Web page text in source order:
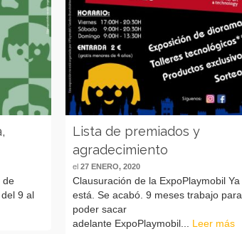
de
9 al
Lista de premiados y
agradecimiento
el27 ENERO, 2020
Clausuración de la ExpoPlaymobil Ya
está. Se acabó. 9 meses trabajo para
poder sacar
adelante ExpoPlaymobil... Leer más